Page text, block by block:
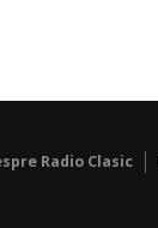
Radio Clasic